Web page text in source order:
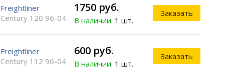
Freightliner
Century 120 96-04
1750 руб.
В наличии: 1 шт.
Заказать
Freightliner
Century 112 96-04
600 руб.
В наличии: 1 шт.
Заказать